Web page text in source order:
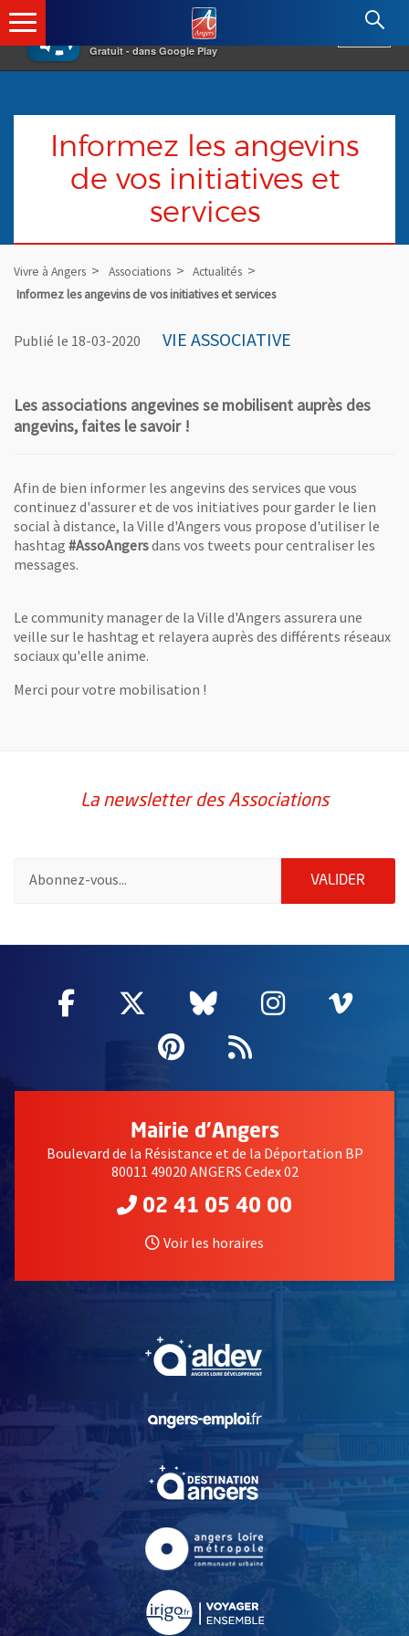
×
Gratuit - dans Google Play
Angers.fr : Retour à l'accueil
Informez les angevins
de vos initiatives et
services
Vivre à Angers Associations
Actualités
Informez les angevins de vos initiatives et services
Publié le 18-03-2020 VIE ASSOCIATIVE
Les associations angevines se mobilisent auprès des
angevins, faites le savoir !
Afin de bien informer les angevins des services que vous
continuez d'assurer et de vos initiatives pour garder le lien
social à distance, la Ville d'Angers vous propose d'utiliser le
hashtag #AssoAngersdans vos tweets pour centraliser les
messages.
Le community manager de la Ville d'Angers assurera une
veille sur le hashtag et relayera auprès des différents réseaux
sociaux qu'elle anime.
Merci pour votre mobilisation !
La newsletter des Associations
VALIDER
Facebook
, Ouvre une nouvelle fenêtre
Twitter
, Ouvre une nouvelle
Bluesky
, Ouvre une
Instagram
, Ouvre
,
Pinterest
, Ouvre une
Flux RSS
Mairie d'Angers
Boulevard de la Résistance et de la Déportation BP
80011 49020 ANGERS Cedex 02
02 41 05 40 00
Voir les horaires
, Ouvre une nouvelle
, Ouvre une nouvelle